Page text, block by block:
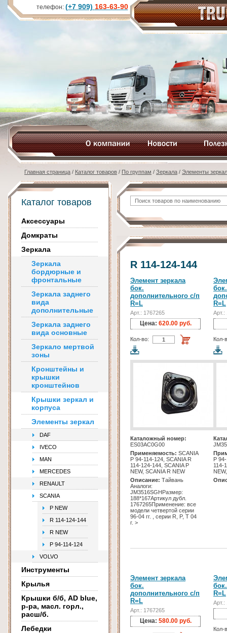
Главная страница / Каталог товаров / По группам / Зеркала / Элементы зеркал
Каталог товаров
Аксессуары
Домкраты
Зеркала
Зеркала
бордюрные и
фронтальные
Зеркала заднего
вида
дополнительные
Зеркала заднего
вида основные
Зеркало мертвой
зоны
Кронштейны и
крышки
кронштейнов
Крышки зеркал и
корпуса
Элементы зеркал
DAF
IVECO
MAN
MERCEDES
RENAULT
SCANIA
P NEW
R 114-124-144
R NEW
Р 94-114-124
VOLVO
Инструменты
Крылья
Крышки б/б, AD blue,
р-ра, масл. горл.,
расш/б.
Лебедки
R 114-124-144
Элемент зеркала
бок.
дополнительного с/п
R=L
Арт.: 1767265
Цена: 620.00 руб.
Кол-во:
Каталожный номер:
ES03AC0G00
Применяемость: SCANIA
Р 94-114-124, SCANIA R
114-124-144, SCANIA P
NEW, SCANIA R NEW
Описание: Тайвань
Аналоги:
JM3516SGHРазмер:
188*167Артикул дубл.
1767265Применение: все
модели четвертой серии
96-04 гг. , серии R, P, T 04
г. >
бок.
R=L
Арт.:
Кол-
Р
114-
Элемент зеркала
бок.
дополнительного с/п
R=L
Арт.: 1767265
Цена: 580.00 руб.
R=L
Арт.:
Кол-
телефон: (+7 909) 163-63-90